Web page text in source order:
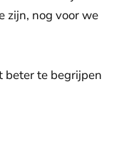
zijn, nog voor we
beter te begrijpen